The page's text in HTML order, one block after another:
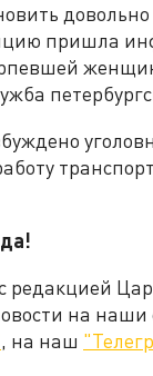
пришла
редакцией
на наши
, на наш